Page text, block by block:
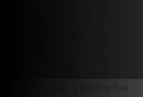
> Little New York